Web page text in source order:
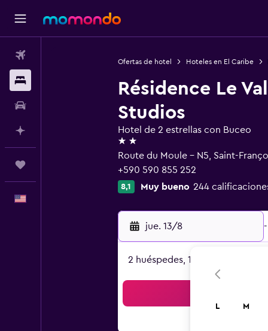
Ofertas de hotel Hoteles en El Caribe
Résidence Le
Studios
Hotel de 2 estrellas con Buceo
2 estrellas
Route du Moule - N5, Saint-
+590 590 855 252
8,1 Muy bueno 244
jue. 13/8 -
2 huéspedes, 1 habitación
L M